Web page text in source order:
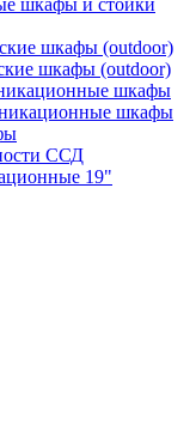
шкафы и стойки
шкафы (outdoor)
шкафы (outdoor)
шкафы
шкафы
ССД
19"